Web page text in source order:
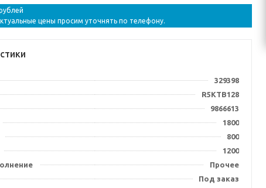
цены просим уточнять по телефону.
329398
R5KTB128
9866613
1800
800
1200
Прочее
Под заказ